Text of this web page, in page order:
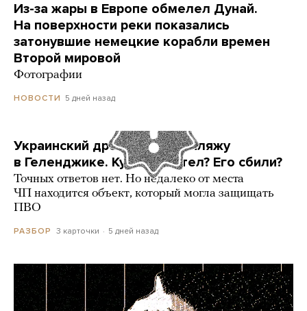
Из-за жары в Европе обмелел Дунай.
На поверхности реки показались
затонувшие немецкие корабли времен
Второй мировой
Фотографии
НОВОСТИ 5 дней назад
Украинский дрон попал по пляжу
в Геленджике. Куда он летел? Его сбили?
Точных ответов нет. Но недалеко от места
ЧП находится объект, который могла защищать
ПВО
РАЗБОР 3 карточки 5 дней назад